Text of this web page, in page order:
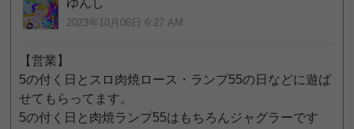
ゆんし
2023年10月06日 6:27 AM
【営業】
5の付く日とスロ肉焼ロース・ランプ55の日などに遊ば
せてもらってます。
5の付く日と肉焼ランプ55はもちろんジャグラーです